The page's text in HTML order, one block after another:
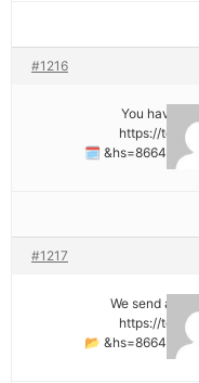
#1216
🗓 You have
https://
#1217
📂 We send a
https://